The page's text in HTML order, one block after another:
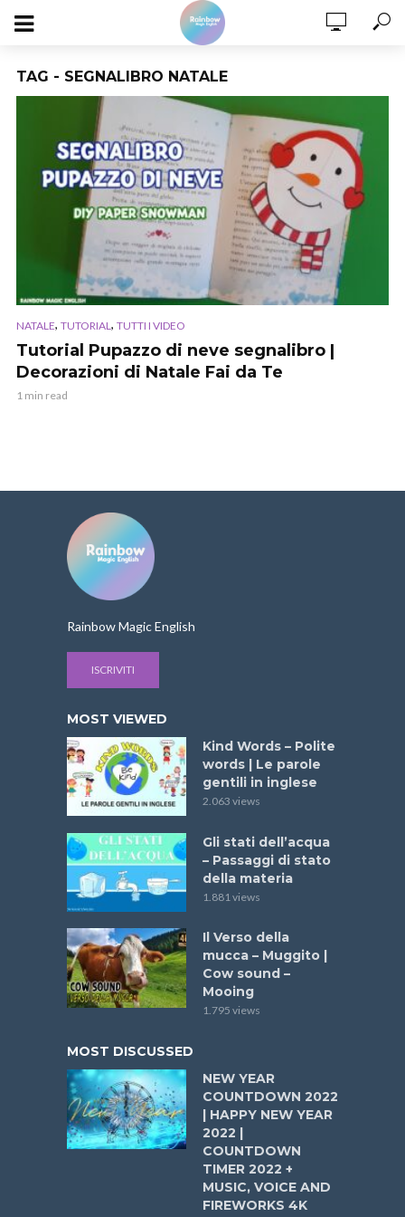
TAG - SEGNALIBRO NATALE
NATALE, TUTORIAL , TUTTI I VIDEO
Tutorial Pupazzo di neve segnalibro |
Decorazioni di Natale Fai da Te
1 min read
Rainbow Magic English
ISCRIVITI
MOST VIEWED
Kind Words – Polite
words | Le parole
gentili in inglese
2.063 views
Gli stati dell’acqua
– Passaggi di stato
della materia
1.881 views
Il Verso della
mucca – Muggito |
Cow sound –
Mooing
1.795 views
MOST DISCUSSED
NEW YEAR
COUNTDOWN 2022
| HAPPY NEW YEAR
2022 |
COUNTDOWN
TIMER 2022 +
MUSIC, VOICE AND
FIREWORKS 4K